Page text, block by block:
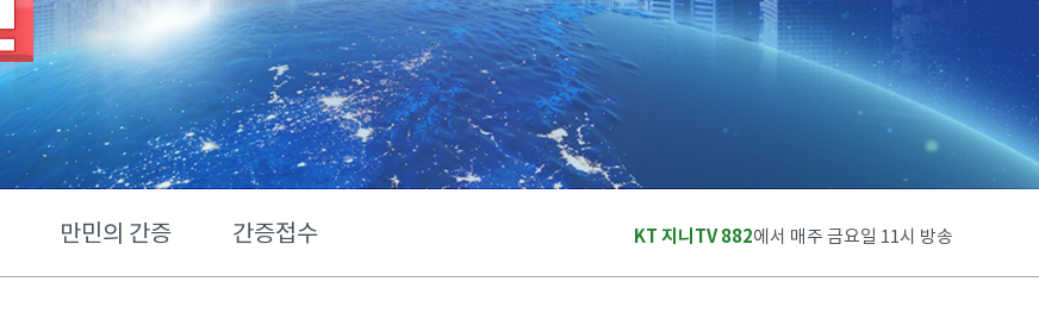
만민의 간증 간증접수 KT 지니TV 882에서 매주 금요일 11시 방송